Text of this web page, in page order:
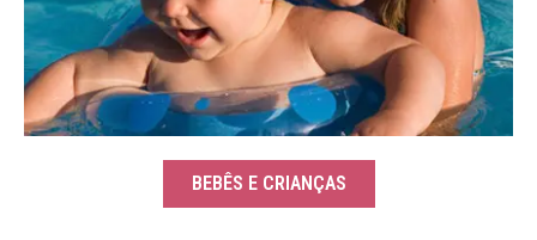
BEBÊS E CRIANÇAS